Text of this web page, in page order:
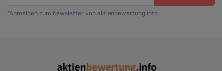
*Anmelden zum Newsletter von aktienbewertung.info